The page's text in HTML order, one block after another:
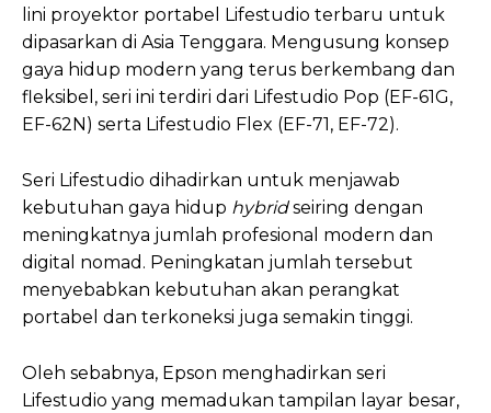
lini proyektor portabel Lifestudio terbaru untuk
dipasarkan di Asia Tenggara. Mengusung konsep
gaya hidup modern yang terus berkembang dan
fleksibel, seri ini terdiri dari Lifestudio Pop (EF-61G,
EF-62N) serta Lifestudio Flex (EF-71, EF-72).
Seri Lifestudio dihadirkan untuk menjawab
kebutuhan gaya hidup hybridseiring dengan
meningkatnya jumlah profesional modern dan
digital nomad. Peningkatan jumlah tersebut
menyebabkan kebutuhan akan perangkat
portabel dan terkoneksi juga semakin tinggi.
Oleh sebabnya, Epson menghadirkan seri
Lifestudio yang memadukan tampilan layar besar,